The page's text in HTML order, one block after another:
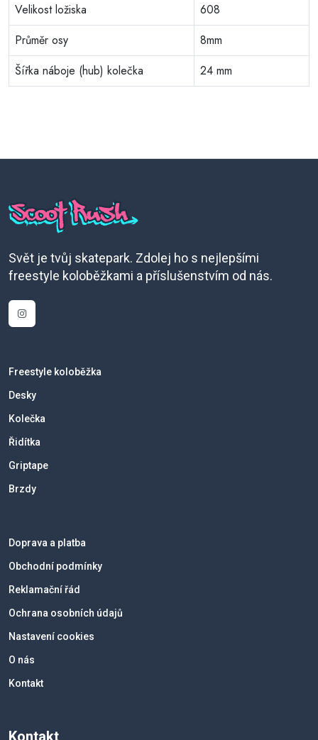
Velikost ložiska
608
Průměr osy
8mm
Šířka náboje (hub) kolečka
24 mm
Svět je tvůj skatepark. Zdolej ho s nejlepšími
freestyle koloběžkami a příslušenstvím od nás.
Freestyle koloběžka
Desky
Kolečka
Řidítka
Griptape
Brzdy
Doprava a platba
Obchodní podmínky
Reklamační řád
Ochrana osobních údajů
Nastavení cookies
O nás
Kontakt
Kontakt